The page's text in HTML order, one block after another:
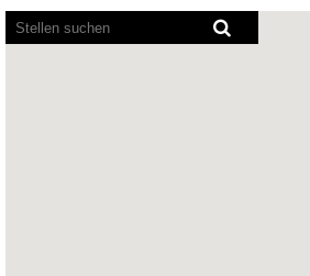
Bildschirmausleseprogramme
können